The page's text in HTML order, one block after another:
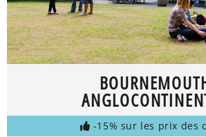
-15% sur les prix des